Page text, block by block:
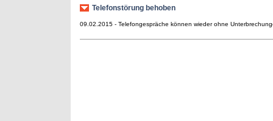
Telefonstörung behoben
09.02.2015 - Telefongespräche können wieder ohne